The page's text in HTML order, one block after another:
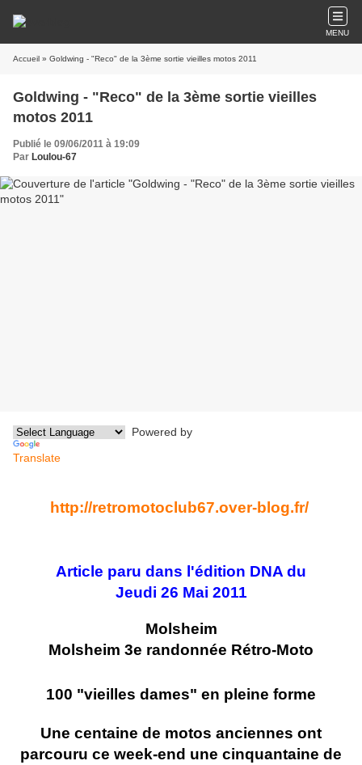
MENU
Accueil » Goldwing - "Reco" de la 3ème sortie vieilles motos 2011
Goldwing - "Reco" de la 3ème sortie vieilles
motos 2011
Publié le 09/06/2011 à 19:09
Par Loulou-67
Powered by
Translate
http://retromotoclub67.over-blog.fr/
Article paru dans l'édition DNA du
Jeudi 26 Mai 2011
Molsheim
Molsheim 3e randonnée Rétro-Moto
100 "vieilles dames" en pleine forme
Une centaine de motos anciennes ont
parcouru ce week-end une cinquantaine de